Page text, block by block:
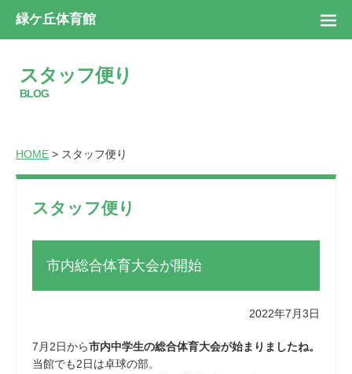
緑ケ丘体育館
スタッフ便り
BLOG
HOME > スタッフ便り
スタッフ便り
市内総合体育大会が開始
2022年7月3日
7月2日から市内中学生の総合体育大会が始まりましたね。
当館でも2日は卓球の部。